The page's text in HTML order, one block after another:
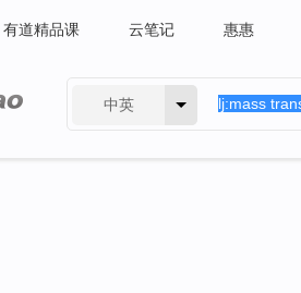
有道精品课 云笔记 惠惠
中英